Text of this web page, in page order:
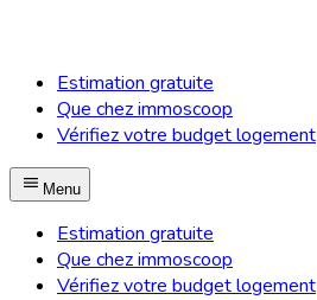
Estimation gratuite
Que chez immoscoop
Vérifiez votre budget logement
Menu
Estimation gratuite
Que chez immoscoop
Vérifiez votre budget logement